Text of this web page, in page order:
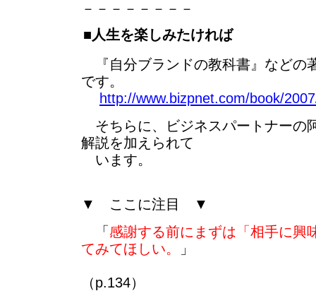
－－－－－－－－
■人生を楽しみたければ
『自分ブランドの教科書』などの
です。
http://www.bizpnet.com/book/
そちらに、ビジネスパートナーの
解説を加えられて
います。
▼ ここに注目 ▼
「 感謝する前にまずは「相手に興
てみてほしい。
」
（p.134）